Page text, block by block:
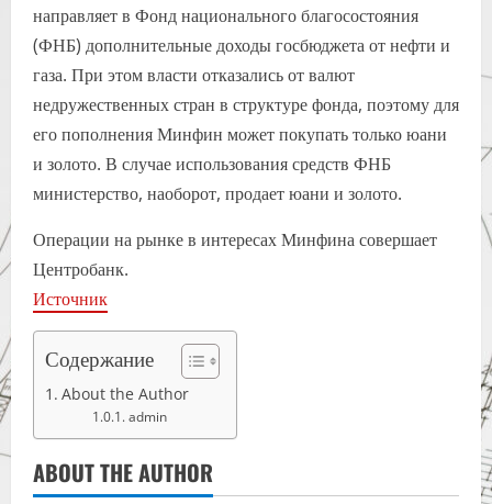
направляет в Фонд национального благосостояния
(ФНБ) дополнительные доходы госбюджета от нефти и
газа. При этом власти отказались от валют
недружественных стран в структуре фонда, поэтому для
его пополнения Минфин может покупать только юани
и золото. В случае использования средств ФНБ
министерство, наоборот, продает юани и золото.
Операции на рынке в интересах Минфина совершает
Центробанк.
Источник
Содержание
About the Author
admin
ABOUT THE AUTHOR